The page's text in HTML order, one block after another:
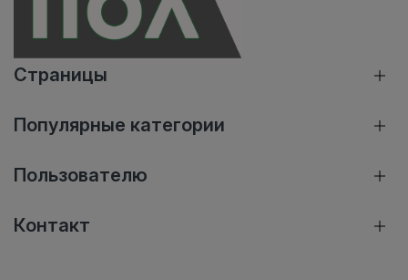
Страницы
Популярные категории
Пользователю
Контакт